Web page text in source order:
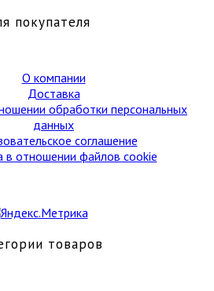
покупателя
О компании
Доставка
обработки персональных
данных
соглашение
в отношении файлов cookie
товаров